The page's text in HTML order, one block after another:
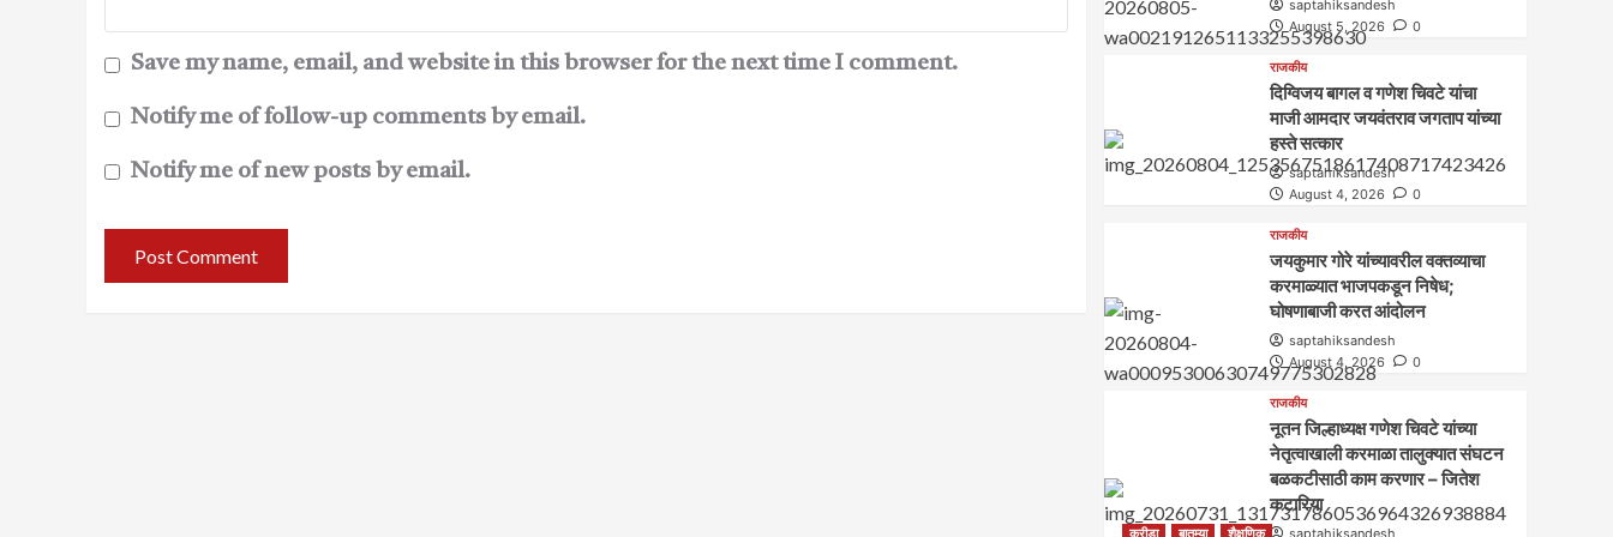
Save my name, email, and website in this browser for the next time I comment.
Notify me of follow-up comments by email.
Notify me of new posts by email.
saptahiksandesh
August 5, 2026
0
राजकीय
दिग्विजय बागल व गणेश चिवटे यांचा
माजी आमदार जयवंतराव जगताप यांच्या
हस्ते सत्कार
saptahiksandesh
August 4, 2026
0
राजकीय
जयकुमार गोरे यांच्यावरील वक्तव्याचा
करमाळ्यात भाजपकडून निषेध;
घोषणाबाजी करत आंदोलन
saptahiksandesh
August 4, 2026
0
राजकीय
नूतन जिल्हाध्यक्ष गणेश चिवटे यांच्या
नेतृत्वाखाली करमाळा तालुक्यात संघटन
बळकटीसाठी काम करणार – जितेश
कटारिया
saptahiksandesh
क्रीडा बातम्या शैक्षणिक